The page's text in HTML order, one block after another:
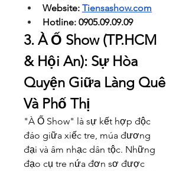
Website: Tiensashow.com
Hotline: 0905.09.09.09
3. À Ố Show (TP.HCM
& Hội An): Sự Hòa
Quyện Giữa Làng Quê
Và Phố Thị
"À Ố Show" là sự kết hợp độc
đáo giữa xiếc tre, múa đương
đại và âm nhạc dân tộc. Những
đạo cụ tre nứa đơn sơ được